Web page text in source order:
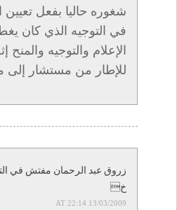
شغوره حاليا بفعل تعيين
في التوجيه الذي كان
الإعلام والتوجيه والمنح
للإطار من مستشار
زروق عبد الرحمان مفتش في
خ
13/03/2009 AT 22:14